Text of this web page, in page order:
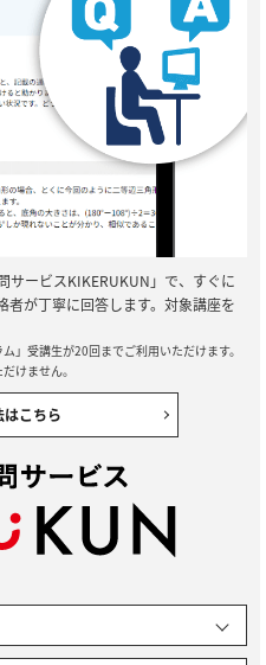
サービスKIKERUKUN」で、すぐに
者が丁寧に回答します。対象講座を
」受講生が20回までご利用いただけます。
けません。
はこちら